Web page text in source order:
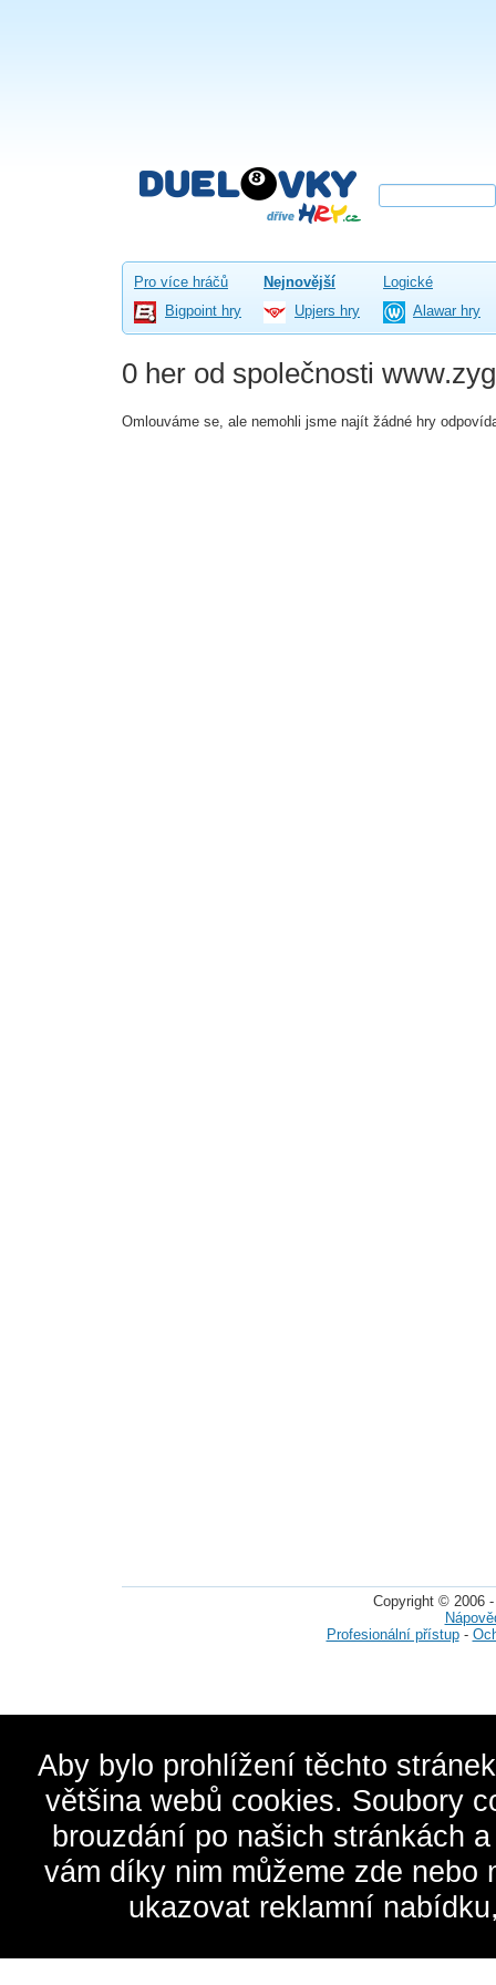
Pro více hráčů Nejnovější
Logické
Bigpoint hry
Upjers hry Alawar hry
0 her od společnosti
Omlouváme se, ale nemohli jsme najít žádné hry
Copyright © 2006
Profesionální přístup-
Aby bylo prohlížení těchto
většina webů cookies. Soubory
brouzdání po našich stránkách
vám díky nim můžeme zde
ukazovat reklamní